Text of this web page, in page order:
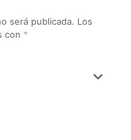
será publicada. Los
con *